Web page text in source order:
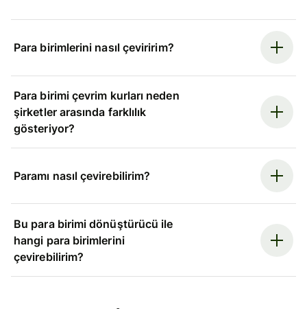
Para birimlerini nasıl çeviririm?
Para birimi çevrim kurları neden
şirketler arasında farklılık
gösteriyor?
Paramı nasıl çevirebilirim?
Bu para birimi dönüştürücü ile
hangi para birimlerini
çevirebilirim?